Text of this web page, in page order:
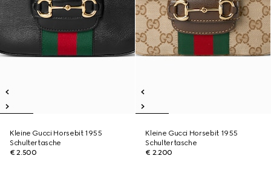
Kleine Gucci Horsebit 1955
Schultertasche
€ 2.500
Kleine Gucci Horsebit 1955
Schultertasche
€ 2.200